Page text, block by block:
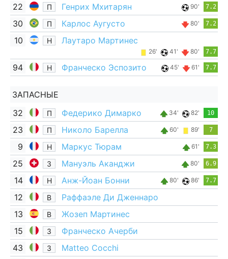
22 П Генрих Мхитарян 90' 7.2
30 П Карлос Аугусто 80' 7.2
10 Н Лаутаро Мартинес
26' 41' 80' 7.7
94 Н Франческо Эспозито 45' 61' 7.7
ЗАПАСНЫЕ
32
П Федерико Димарко 34' 82' 10
23 П Николо Барелла 60' 89' 7
9 Н Маркус Тюрам 61' 7.3
25 З Мануэль Аканджи 80' 6.9
14 Н Анж-Йоан Бонни 80' 86' 7.7
12 В
Раффаэле Ди Дженнаро
13
В
Жозеп Мартинес
15
З
Франческо Ачерби
43
З
Matteo Cocchi